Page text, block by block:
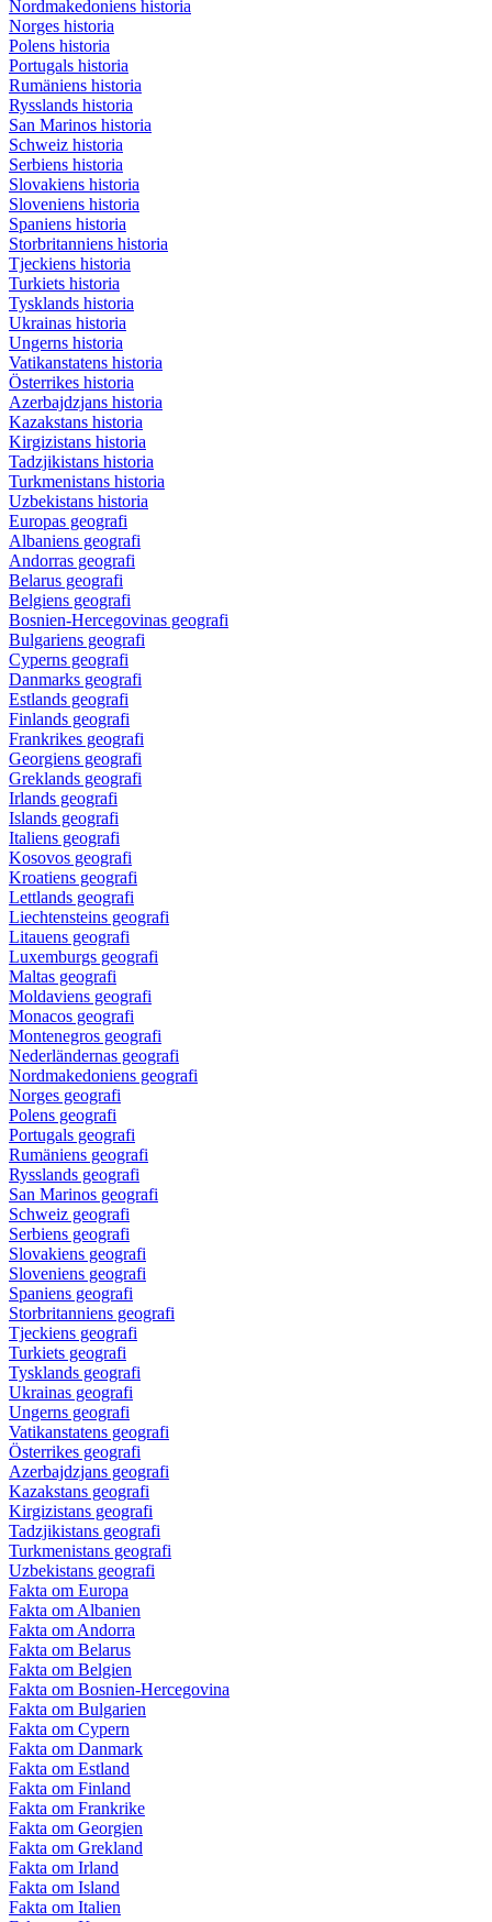
Nordmakedoniens historia
Norges historia
Polens historia
Portugals historia
Rumäniens historia
Rysslands historia
San Marinos historia
Schweiz historia
Serbiens historia
Slovakiens historia
Sloveniens historia
Spaniens historia
Storbritanniens historia
Tjeckiens historia
Turkiets historia
Tysklands historia
Ukrainas historia
Ungerns historia
Vatikanstatens historia
Österrikes historia
Azerbajdzjans historia
Kazakstans historia
Kirgizistans historia
Tadzjikistans historia
Turkmenistans historia
Uzbekistans historia
Europas geografi
Albaniens geografi
Andorras geografi
Belarus geografi
Belgiens geografi
Bosnien-Hercegovinas geografi
Bulgariens geografi
Cyperns geografi
Danmarks geografi
Estlands geografi
Finlands geografi
Frankrikes geografi
Georgiens geografi
Greklands geografi
Irlands geografi
Islands geografi
Italiens geografi
Kosovos geografi
Kroatiens geografi
Lettlands geografi
Liechtensteins geografi
Litauens geografi
Luxemburgs geografi
Maltas geografi
Moldaviens geografi
Monacos geografi
Montenegros geografi
Nederländernas geografi
Nordmakedoniens geografi
Norges geografi
Polens geografi
Portugals geografi
Rumäniens geografi
Rysslands geografi
San Marinos geografi
Schweiz geografi
Serbiens geografi
Slovakiens geografi
Sloveniens geografi
Spaniens geografi
Storbritanniens geografi
Tjeckiens geografi
Turkiets geografi
Tysklands geografi
Ukrainas geografi
Ungerns geografi
Vatikanstatens geografi
Österrikes geografi
Azerbajdzjans geografi
Kazakstans geografi
Kirgizistans geografi
Tadzjikistans geografi
Turkmenistans geografi
Uzbekistans geografi
Fakta om Europa
Fakta om Albanien
Fakta om Andorra
Fakta om Belarus
Fakta om Belgien
Fakta om Bosnien-Hercegovina
Fakta om Bulgarien
Fakta om Cypern
Fakta om Danmark
Fakta om Estland
Fakta om Finland
Fakta om Frankrike
Fakta om Georgien
Fakta om Grekland
Fakta om Irland
Fakta om Island
Fakta om Italien